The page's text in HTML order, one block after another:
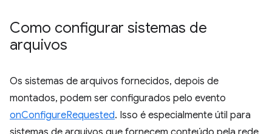
Como configurar sistemas de
arquivos
Os sistemas de arquivos fornecidos, depois de
montados, podem ser configurados pelo evento
onConfigureRequested. Isso é especialmente útil para